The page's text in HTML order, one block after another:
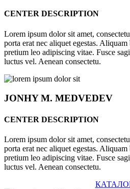
CENTER DESCRIPTION
Lorem ipsum dolor sit amet,
porta erat nec aliquet egestas.
pretium leo adipiscing vitae. Fusce
luctus vel. Aenean consectetu.
JONHYM. MEDVEDEV
CENTER DESCRIPTION
Lorem ipsum dolor sit amet,
porta erat nec aliquet egestas.
pretium leo adipiscing vitae. Fusce
luctus vel. Aenean consectetu.